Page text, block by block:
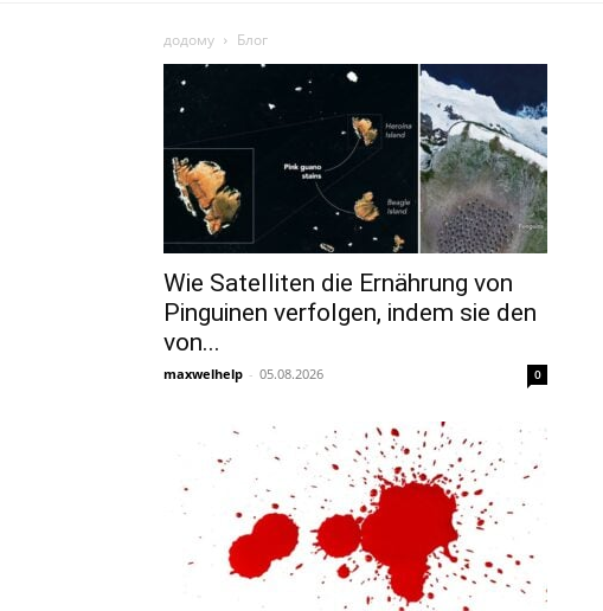
додому Блог
Wie Satelliten die Ernährung von
Pinguinen verfolgen, indem sie den
von...
maxwelhelp - 05.08.2026 0